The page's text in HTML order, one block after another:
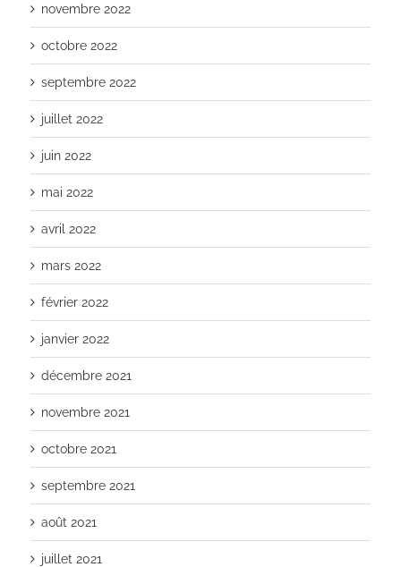
novembre 2022
octobre 2022
septembre 2022
juillet 2022
juin 2022
mai 2022
avril 2022
mars 2022
février 2022
janvier 2022
décembre 2021
novembre 2021
octobre 2021
septembre 2021
août 2021
juillet 2021